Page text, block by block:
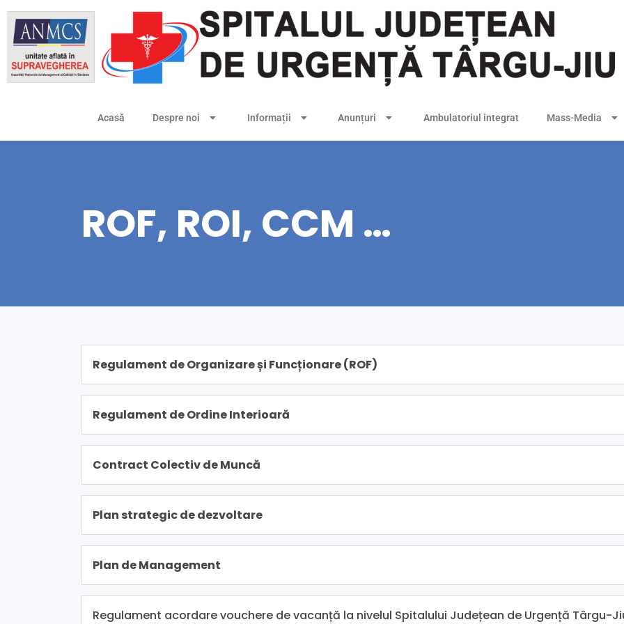
Acasă Despre noi Informații Anunțuri Ambulatoriul integrat Mass-Media
ROF, ROI, CCM …
Regulament de Organizare și Funcționare (ROF)
Regulament de Ordine Interioară
Contract Colectiv de Muncă
Plan strategic de dezvoltare
Plan de Management
Regulament acordare vouchere de vacanță la nivelul Spitalului Județean de Urgență Târgu-